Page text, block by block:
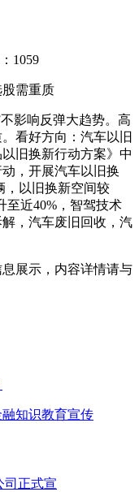
1059
需重质
影响反弹大趋势。高
看好方向：汽车以旧
旧换新行动方案》中
，开展汽车以旧换
，以旧换新空间较
至近40%，智驾技术
，汽车废旧回收，汽
展示，内容详情请与
知识教育宣传
司正式宣